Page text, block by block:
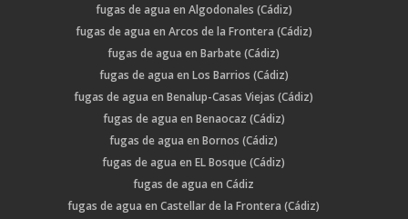
fugas de agua en Algodonales (Cádiz)
fugas de agua en Arcos de la Frontera (Cádiz)
fugas de agua en Barbate (Cádiz)
fugas de agua en Los Barrios (Cádiz)
fugas de agua en Benalup-Casas Viejas (Cádiz)
fugas de agua en Benaocaz (Cádiz)
fugas de agua en Bornos (Cádiz)
fugas de agua en EL Bosque (Cádiz)
fugas de agua en Cádiz
fugas de agua en Castellar de la Frontera (Cádiz)